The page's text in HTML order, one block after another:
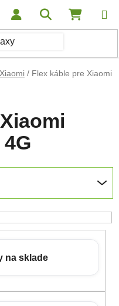
Hľadať
Xiaomi / Flex káble pre Xiaomi
na sklade